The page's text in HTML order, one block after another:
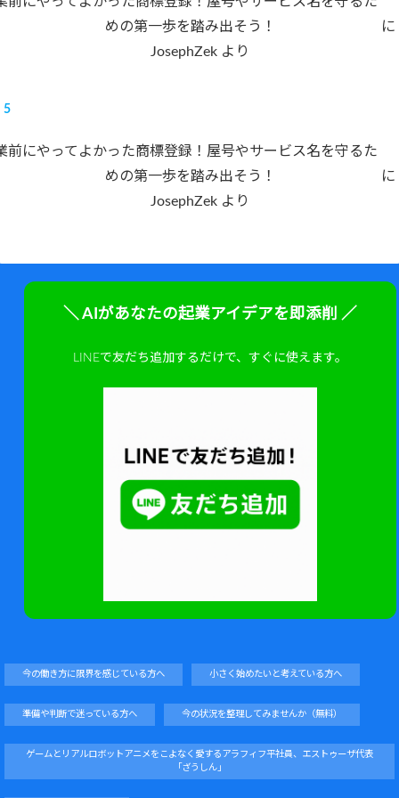
めの第一歩を踏み出そう！
に
JosephZekより
前にやってよかった商標登録！屋号やサービス名を守るた
めの第一歩を踏み出そう！
に
JosephZekより
＼ AIがあなたの起業アイデアを即添削 ／
LINEで友だち追加するだけで、すぐに使えます。
今の働き方に限界を感じている方へ 小さく始めたいと考えている方へ
準備や判断で迷っている方へ 今の状況を整理してみませんか（無料）
ゲームとリアルロボットアニメをこよなく愛するアラフィフ平社員、エストゥーザ代表
「ざうしん」